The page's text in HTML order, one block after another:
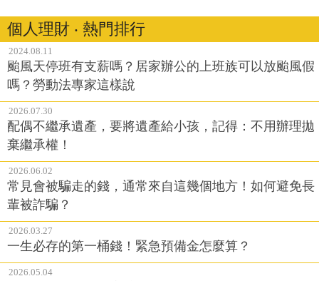
個人理財 ‧ 熱門排行
2024.08.11
颱風天停班有支薪嗎？居家辦公的上班族可以放颱風假
嗎？勞動法專家這樣說
2026.07.30
配偶不繼承遺產，要將遺產給小孩，記得：不用辦理拋
棄繼承權！
2026.06.02
常見會被騙走的錢，通常來自這幾個地方！如何避免長
輩被詐騙？
2026.03.27
一生必存的第一桶錢！緊急預備金怎麼算？
2026.05.04